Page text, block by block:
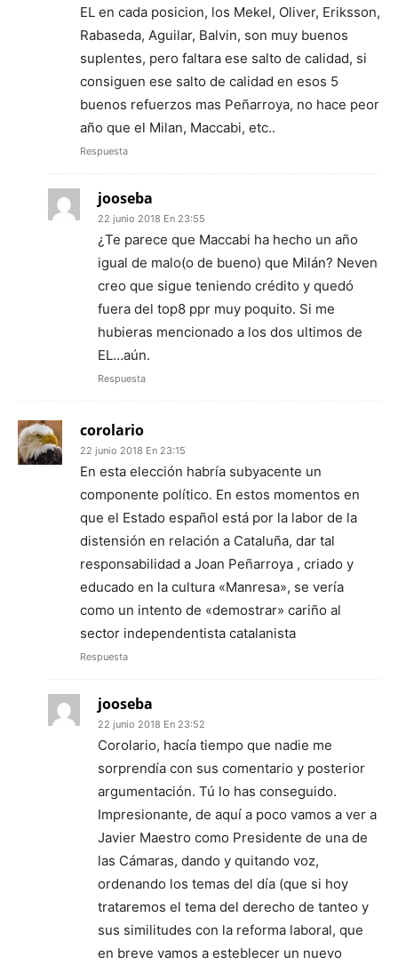
EL en cada posicion, los Mekel, Oliver, Eriksson,
Rabaseda, Aguilar, Balvin, son muy buenos
suplentes, pero faltara ese salto de calidad, si
consiguen ese salto de calidad en esos 5
buenos refuerzos mas Peñarroya, no hace peor
año que el Milan, Maccabi, etc..
Respuesta
jooseba
22 junio 2018 En 23:55
¿Te parece que Maccabi ha hecho un año
igual de malo(o de bueno) que Milán? Neven
creo que sigue teniendo crédito y quedó
fuera del top8 ppr muy poquito. Si me
hubieras mencionado a los dos ultimos de
EL…aún.
Respuesta
corolario
22 junio 2018 En 23:15
En esta elección habría subyacente un
componente político. En estos momentos en
que el Estado español está por la labor de la
distensión en relación a Cataluña, dar tal
responsabilidad a Joan Peñarroya , criado y
educado en la cultura «Manresa», se vería
como un intento de «demostrar» cariño al
sector independentista catalanista
Respuesta
jooseba
22 junio 2018 En 23:52
Corolario, hacía tiempo que nadie me
sorprendía con sus comentario y posterior
argumentación. Tú lo has conseguido.
Impresionante, de aquí a poco vamos a ver a
Javier Maestro como Presidente de una de
las Cámaras, dando y quitando voz,
ordenando los temas del día (que si hoy
trataremos el tema del derecho de tanteo y
sus similitudes con la reforma laboral, que
en breve vamos a esteblecer un nuevo